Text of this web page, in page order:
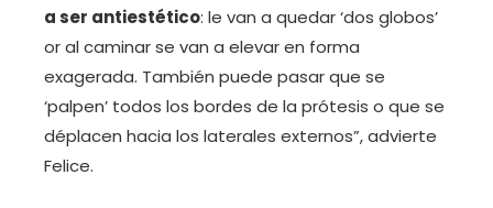
a ser antiestético: le van a quedar ‘dos ​​globos’
or al caminar se van a elevar en forma
exagerada. También puede pasar que se
‘palpen’ todos los bordes de la prótesis o que se
déplacen hacia los laterales externos”, advierte
Felice.